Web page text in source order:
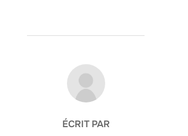
AUTEUR DE LA PUBLICATION
ÉCRIT PAR